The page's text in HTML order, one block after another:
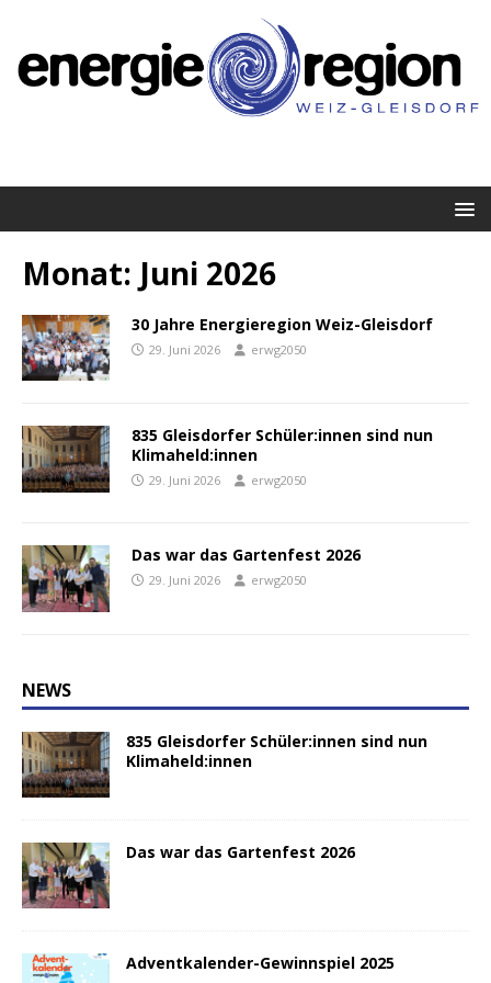
Monat: Juni 2026
30 Jahre Energieregion Weiz-Gleisdorf
29. Juni 2026 erwg2050
835 Gleisdorfer Schüler:innen sind nun
Klimaheld:innen
29. Juni 2026 erwg2050
Das war das Gartenfest 2026
29. Juni 2026 erwg2050
NEWS
835 Gleisdorfer Schüler:innen sind nun
Klimaheld:innen
Das war das Gartenfest 2026
Adventkalender-Gewinnspiel 2025